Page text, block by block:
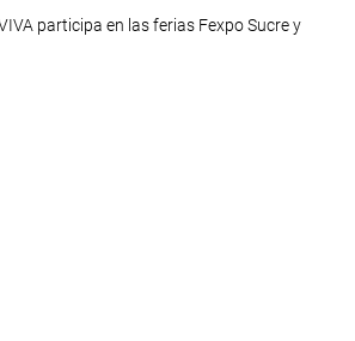
participa en las ferias Fexpo Sucre y